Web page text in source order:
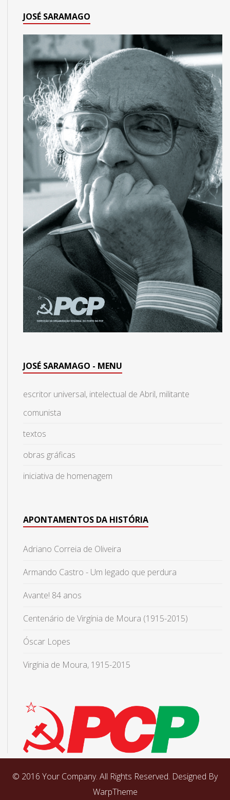
JOSÉ SARAMAGO
JOSÉ SARAMAGO - MENU
escritor universal, intelectual de Abril, militante
comunista
textos
obras gráficas
iniciativa de homenagem
APONTAMENTOS DA HISTÓRIA
Adriano Correia de Oliveira
Armando Castro - Um legado que perdura
Avante! 84 anos
Centenário de Virgínia de Moura (1915-2015)
Óscar Lopes
Virgínia de Moura, 1915-2015
© 2016 Your Company. All Rights Reserved. Designed By
WarpTheme